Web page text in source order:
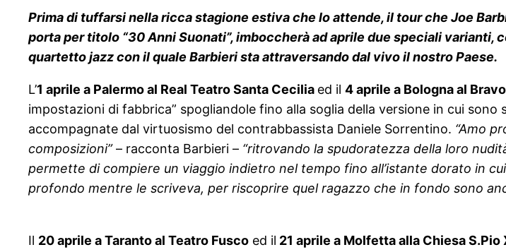
Prima di tuffarsi nella ricca stagione estiva che lo attende, il tour che Joe
porta per titolo “30 Anni Suonati”, imboccherà ad aprile due speciali
quartetto jazz con il quale Barbieri sta attraversando dal vivo il nostro Paese.
L’1 aprile a Palermo al Real Teatro Santa Cecilia ed il 4 aprile a Bologna al
impostazioni di fabbrica” spogliandole fino alla soglia della versione in cui
accompagnate dal virtuosismo del contrabbassista Daniele Sorrentino. “Amo
composizioni”– racconta Barbieri – “ritrovando la spudoratezza della loro
permette di compiere un viaggio indietro nel tempo fino all’istante dorato in
profondo mentre le scriveva, per riscoprire quel ragazzo che in fondo sono
Il 20 aprile a Taranto al Teatro Fusco ed il 21 aprile a Molfetta alla Chiesa S.Pio